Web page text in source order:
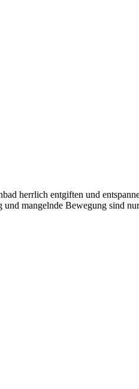
herrlich entgiften und
und mangelnde Bewegung sind